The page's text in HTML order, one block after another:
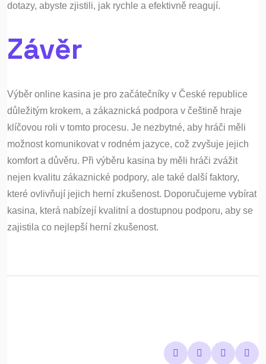
dotazy, abyste zjistili, jak rychle a efektivně reagují.
Závěr
Výběr online kasina je pro začátečníky v České republice
důležitým krokem, a zákaznická podpora v češtině hraje
klíčovou roli v tomto procesu. Je nezbytné, aby hráči měli
možnost komunikovat v rodném jazyce, což zvyšuje jejich
komfort a důvěru. Při výběru kasina by měli hráči zvážit
nejen kvalitu zákaznické podpory, ale také další faktory,
které ovlivňují jejich herní zkušenost. Doporučujeme vybírat
kasina, která nabízejí kvalitní a dostupnou podporu, aby se
zajistila co nejlepší herní zkušenost.